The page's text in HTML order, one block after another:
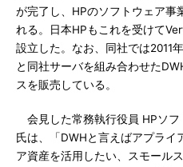
が完了し、HPのソフトウェア事
れる。日本HPもこれを受けて
設立した。なお、同社では2011
と同社サーバを組み合わせた
スを販売している。
会見した常務執行役員 HPソフ
氏は、「DWHと言えばアプライ
ア資産を活用したい、スモール